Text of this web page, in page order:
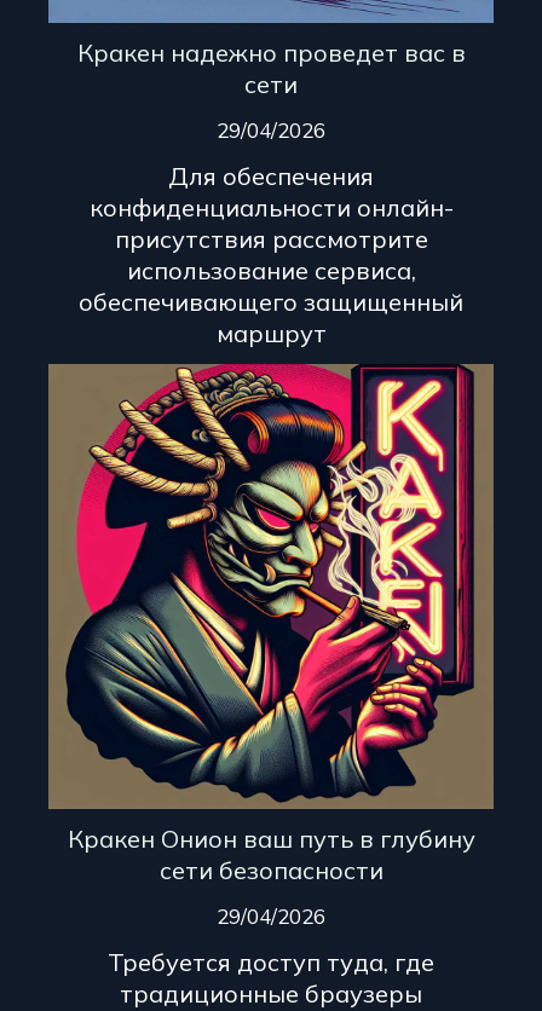
Кракен надежно проведет вас в
сети
29/04/2026
Для обеспечения
конфиденциальности онлайн-
присутствия рассмотрите
использование сервиса,
обеспечивающего защищенный
маршрут
Кракен Онион ваш путь в глубину
сети безопасности
29/04/2026
Требуется доступ туда, где
традиционные браузеры